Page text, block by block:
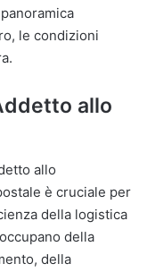
le condizioni
allo
allo
è cruciale per
della logistica
della
della